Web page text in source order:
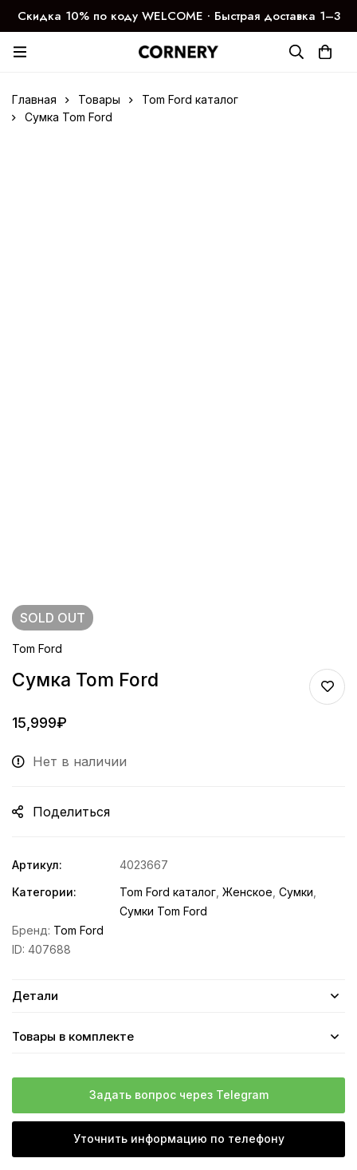
Скидка 10% по коду WELCOME ∙ Быстрая доставка 1–3
дня
Главная Товары
Tom Ford каталог
Сумка Tom Ford
SOLD OUT
Tom Ford
Сумка Tom Ford
15,999₽
Нет в наличии
Поделиться
Артикул:
4023667
Категории:
Tom Ford каталог Женское Сумки
Сумки Tom Ford
Бренд: Tom Ford
ID: 407688
Детали
Товары в комплекте
Задать вопрос через Telegram
Уточнить информацию по телефону